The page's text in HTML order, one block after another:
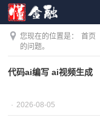
您现在的位置是： 首页
的问题。
代码ai编写 ai视频生成
2026-08-05